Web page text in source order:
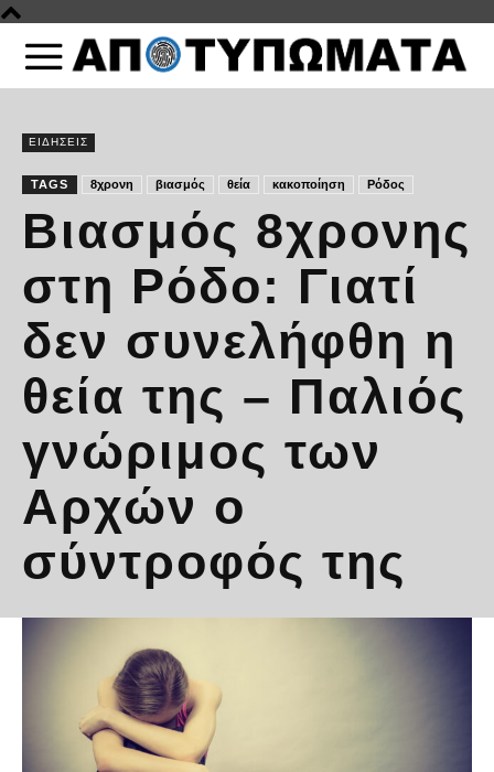
ΕΙΔΗΣΕΙΣ
TAGS 8χρονη βιασμός θεία κακοποίηση Ρόδος
Βιασμός 8χρονης
στη Ρόδο: Γιατί
δεν συνελήφθη η
θεία της – Παλιός
γνώριμος των
Αρχών ο
σύντροφός της